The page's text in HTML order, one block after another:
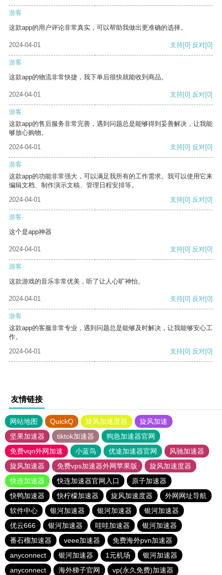
游客
这款app的用户评论非常真实，可以帮助我做出更准确的选择。
2024-04-01 支持[0] 反对[0]
游客
这款app的物流非常快捷，我下单后很快就能收到商品。
2024-04-01 支持[0] 反对[0]
游客
这款app的售后服务非常完善，遇到问题总是能够得到妥善解决，让我能
够放心购物。
2024-04-01
支持[0] 反对[0]
游客
这款app的功能非常强大，可以满足我所有的工作需求。我可以使用它来
编辑文档、制作演示文稿、管理日程安排等。
2024-04-01
支持[0] 反对[0]
游客
这个是app神器
2024-04-01 支持[0] 反对[0]
游客
这款游戏的音乐非常优美，听了让人心旷神怡。
2024-04-01 支持[0] 反对[0]
游客
这款app的客服非常专业，遇到问题总是能够及时解决，让我能够安心工
作。
2024-04-01
支持[0] 反对[0]
友情链接
网站地图 QuickQ 旋风加速度器
旋风加速
坚果加速器
tiktok加速器
狗急加速器官网
免费vqn外网加速
小蓝鸟 优途加速器官网
风驰加速器
旋风加速器
免费vps加速器外网苹果版
旋风加速度器
快连加速器
快连加速器官网入口
原子加速器
快鸭加速器
快柠檬加速器 旋风加速度器
外网网址导航
软件中心
银河加速器 银河加速器
银河加速器
优云666
银河加速器 哇哇加速器
银河加速器
番石榴加速器
veee加速器
免费海外pvn加速器
anyconnect
银河加速器 1元机场
银河加速器
anyconnect
海外梯子官网 vp(永久免费)加速器